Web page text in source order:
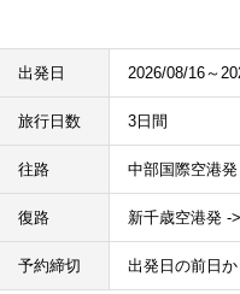
出発日 2026/08/16～
旅行日数 3日間
往路 中部国際空港
復路 新千歳空港発 -
予約締切 出発日の前日